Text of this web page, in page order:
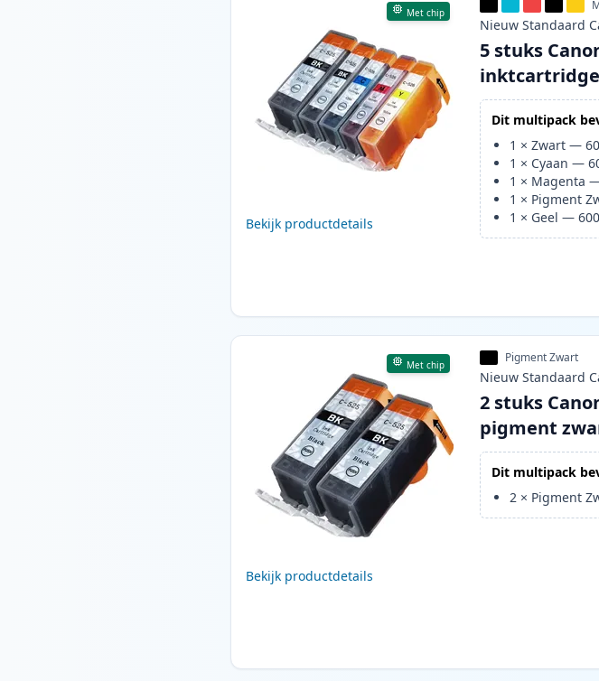
Met chip
Bekijk productdetails
Nieuw Standaard
5 stuks
Dit multipack
1 ×Zwart —
1 × Cyaan —
1 × Magenta
1 × Pigment
1 × Geel —600
Met chip
Bekijk productdetails
Pigment Zwart
Nieuw Standaard
2 stuks
pigment
Dit multipack
2 × Pigment